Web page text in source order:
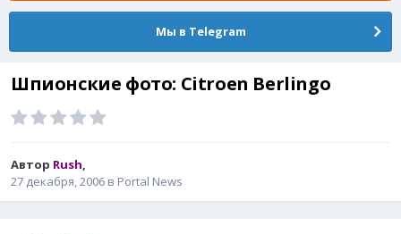
Мы в Telegram
Шпионские фото: Citroen Berlingo
Автор Rush,
27 декабря, 2006 в Portal News